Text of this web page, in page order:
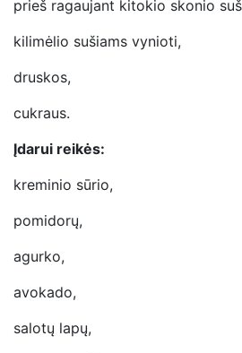
prieš ragaujant kitokio skonio
kilimėlio sušiams vynioti,
druskos,
cukraus.
Įdarui reikės:
kreminio sūrio,
pomidorų,
agurko,
avokado,
salotų lapų,